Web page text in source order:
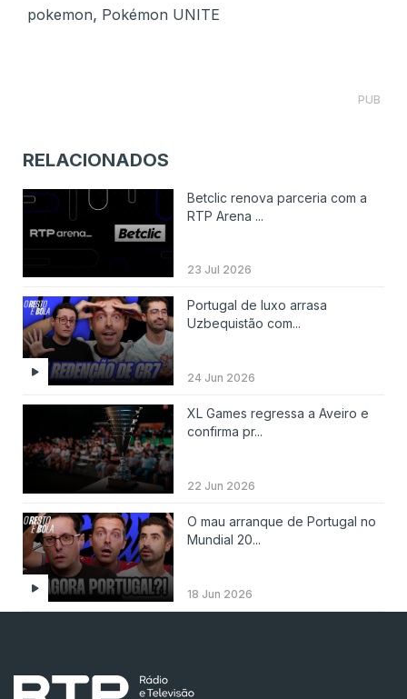
pokemon, Pokémon UNITE
PUB
RELACIONADOS
Betclic renova parceria com a
RTP Arena ...
23 Jul 2026
Portugal de luxo arrasa
Uzbequistão com...
24 Jun 2026
XL Games regressa a Aveiro e
confirma pr...
22 Jun 2026
O mau arranque de Portugal no
Mundial 20...
18 Jun 2026